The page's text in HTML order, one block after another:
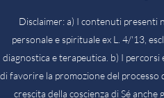
Disclaimer: a) I contenuti presenti
personale e spirituale ex L. 4/'13,
diagnostica e terapeutica. b) I
di favorire la promozione del
crescita della coscienza di Sé